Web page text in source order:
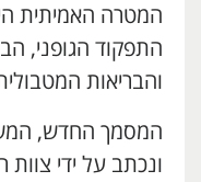
המטרה האמיתית
התפקוד הגופני,
והבריאות
המסמך החדש,
ונכתב על ידי